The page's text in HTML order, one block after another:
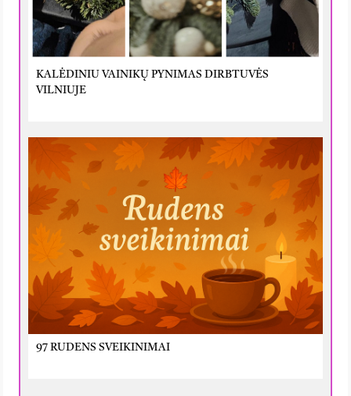
KALĖDINIU VAINIKŲ PYNIMAS DIRBTUVĖS
VILNIUJE
97 RUDENS SVEIKINIMAI